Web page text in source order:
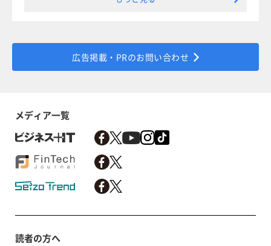
広告掲載・PRのお問い合わせ
メディア一覧
読者の方へ